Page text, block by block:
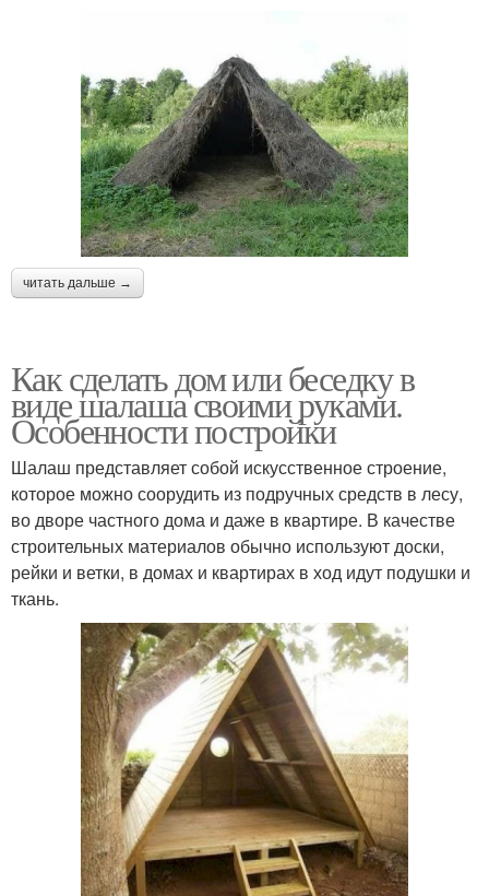
читать дальше →
Как сделать дом или беседку в
виде шалаша своими руками.
Особенности постройки
Шалаш представляет собой искусственное строение,
которое можно соорудить из подручных средств в лесу,
во дворе частного дома и даже в квартире. В качестве
строительных материалов обычно используют доски,
рейки и ветки, в домах и квартирах в ход идут подушки и
ткань.